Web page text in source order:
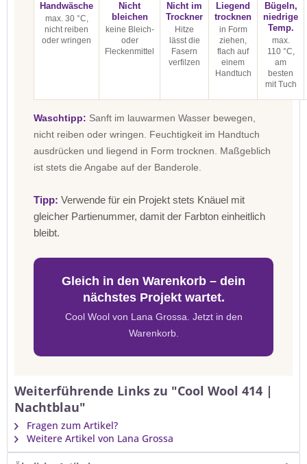
Handwäsche
max. 30 °C,
nicht reiben
oder wringen
Nicht
bleichen
keine Bleich-
oder
Fleckenmittel
Nicht im
Trockner
Hitze
lässt die
Fasern
verfilzen
Liegend
trocknen
in Form
ziehen,
flach auf
einem
Handtuch
Bügeln,
niedrige
Temp.
max.
110 °C,
am
besten
mit Tuch
Waschtipp: Sanft im lauwarmen Wasser bewegen,
nicht reiben oder wringen. Feuchtigkeit im Handtuch
ausdrücken und liegend in Form trocknen. Maßgeblich
ist stets die Angabe auf der Banderole.
Tipp: Verwende für ein Projekt stets Knäuel mit
gleicher Partienummer, damit der Farbton einheitlich
bleibt.
Gleich in den Warenkorb – dein
nächstes Projekt wartet.
Cool Wool von Lana Grossa. Jetzt in den
Warenkorb.
Weiterführende Links zu "Cool Wool 414 |
Nachtblau"
Fragen zum Artikel?
Weitere Artikel von Lana Grossa